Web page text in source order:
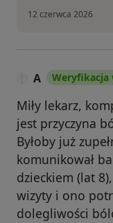
12 czerwca 2026
A Weryfikacja
Miły lekarz,
jest przyczyna
Byłoby już
komunikował
dzieckiem (lat
wizyty i ono
dolegliwości